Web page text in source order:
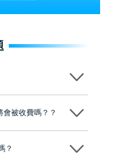
爾種植系統全球放心植牙中
到粵港澳大灣區及周邊城
時預約免費咨詢，讓人十
會被收費嗎？？
？